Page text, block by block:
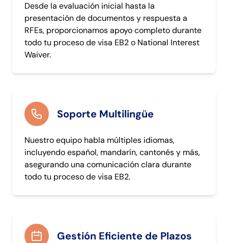
Desde la evaluación inicial hasta la
presentación de documentos y respuesta a
RFEs, proporcionamos apoyo completo durante
todo tu proceso de visa EB2 o National Interest
Waiver.
Soporte Multilingüe
Nuestro equipo habla múltiples idiomas,
incluyendo español, mandarín, cantonés y más,
asegurando una comunicación clara durante
todo tu proceso de visa EB2.
Gestión Eficiente de Plazos